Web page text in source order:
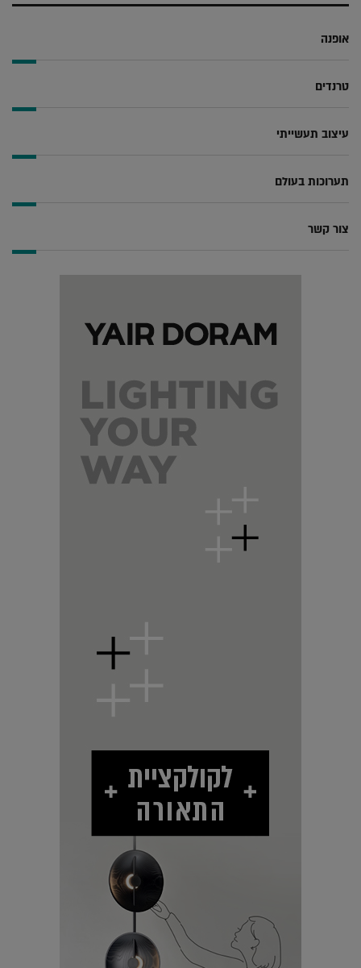
אופנה
טרנדים
עיצוב תעשייתי
תערוכות בעולם
צור קשר